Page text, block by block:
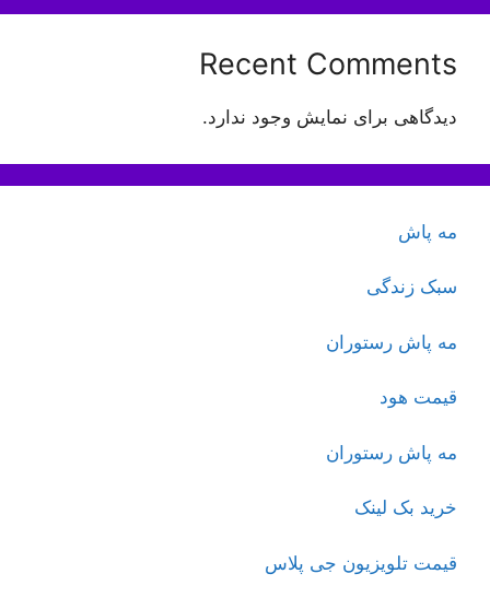
Recent Comments
دیدگاهی برای نمایش وجود ندارد.
مه پاش
سبک زندگی
مه پاش رستوران
قیمت هود
مه پاش رستوران
خرید بک لینک
قیمت تلویزیون جی پلاس